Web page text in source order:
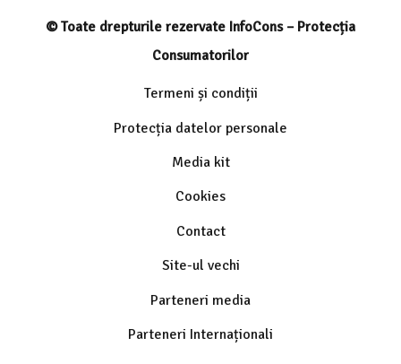
© Toate drepturile rezervate InfoCons – Protecția
Consumatorilor
Termeni și condiții
Protecția datelor personale
Media kit
Cookies
Contact
Site-ul vechi
Parteneri media
Parteneri Internaționali